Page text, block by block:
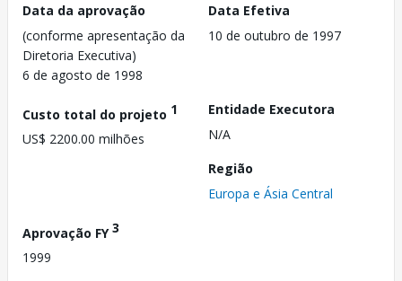
Data da aprovação
(conforme apresentação da
Diretoria Executiva)
6 de agosto de 1998
Data Efetiva
10 de outubro de 1997
Custo total do projeto 1
US$ 2200.00 milhões
Entidade Executora
N/A
Região
Europa e Ásia Central
Aprovação FY3
1999